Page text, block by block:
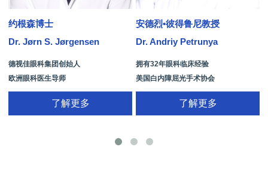
约根森博士
Dr. Jørn S. Jørgensen
德视佳眼科集团创始人
欧洲眼科医生导师
拥有35年眼科从业经历
了解更多
安德烈•彼得鲁尼教授
Dr. Andriy Petrunya
拥有32年眼科临床经验
美国白内障屈光手术协会
国际屈光手术协会(ISRS)
26项发明专利[青光眼手术/葡萄膜炎/斜
了解更多